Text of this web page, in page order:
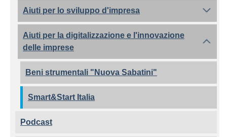
Aiuti per lo sviluppo d'impresa
Aiuti per la digitalizzazione e l'innovazione
delle imprese
Beni strumentali "Nuova Sabatini"
Smart&Start Italia
Podcast